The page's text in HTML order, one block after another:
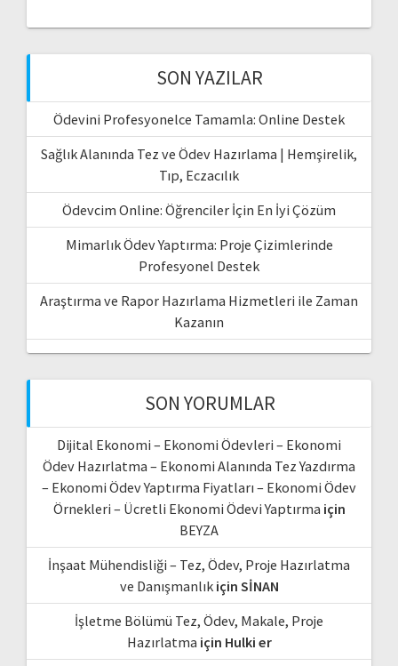
SON YAZILAR
Ödevini Profesyonelce Tamamla: Online Destek
Sağlık Alanında Tez ve Ödev Hazırlama | Hemşirelik,
Tıp, Eczacılık
Ödevcim Online: Öğrenciler İçin En İyi Çözüm
Mimarlık Ödev Yaptırma: Proje Çizimlerinde
Profesyonel Destek
Araştırma ve Rapor Hazırlama Hizmetleri ile Zaman
Kazanın
SON YORUMLAR
Dijital Ekonomi – Ekonomi Ödevleri – Ekonomi
Ödev Hazırlatma – Ekonomi Alanında Tez Yazdırma
– Ekonomi Ödev Yaptırma Fiyatları – Ekonomi Ödev
Örnekleri – Ücretli Ekonomi Ödevi Yaptırma için
BEYZA
İnşaat Mühendisliği – Tez, Ödev, Proje Hazırlatma
ve Danışmanlıkiçin SİNAN
İşletme Bölümü Tez, Ödev, Makale, Proje
Hazırlatma için Hulki er